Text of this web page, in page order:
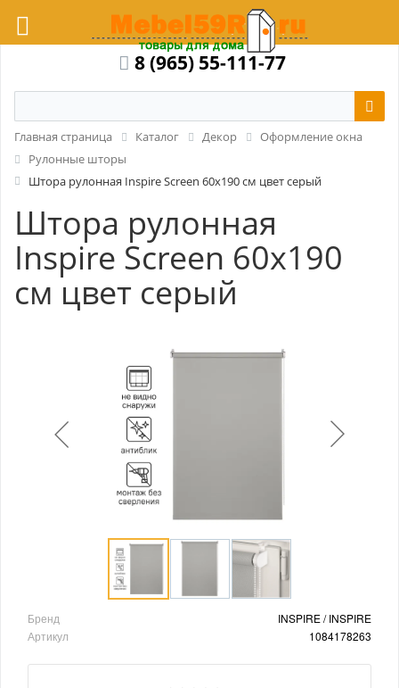
8 (965) 55-111-77
Главная страница Каталог Декор
Оформление окна
Рулонные шторы
Штора рулонная Inspire Screen 60x190 см цвет серый
Штора рулонная
Inspire Screen 60x190
см цвет серый
Бренд
INSPIRE / INSPIRE
Артикул
1084178263